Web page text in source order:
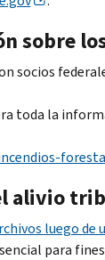
sobre
socios
toda la
alivio
luego de
para